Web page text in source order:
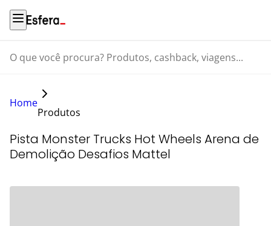
O que você procura? Produtos, cashback, viagens...
Home
Produtos
Pista Monster Trucks Hot Wheels Arena de
Demolição Desafios Mattel